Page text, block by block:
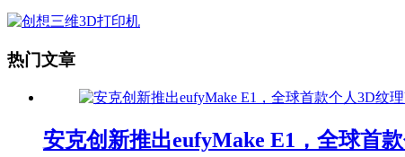
热门文章
安克创新推出eufyMake E1，全球首